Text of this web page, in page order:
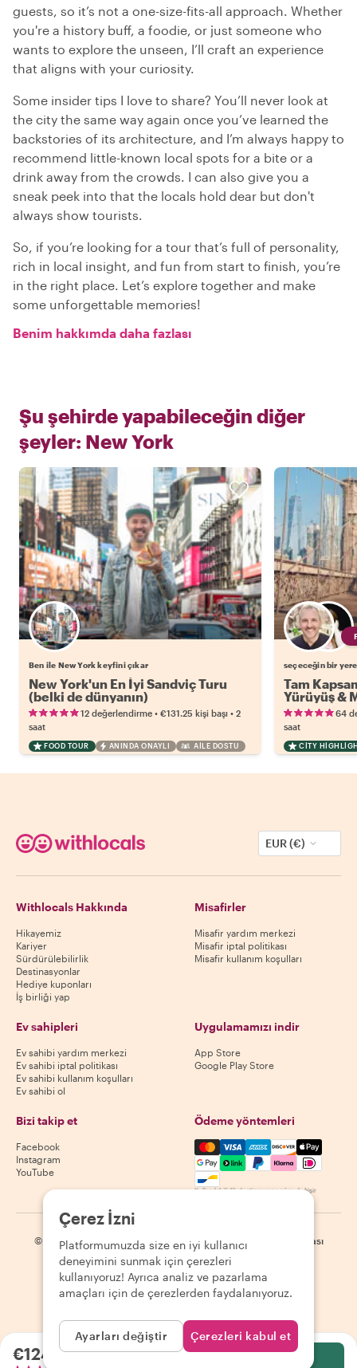
guests, so it’s not a one-size-fits-all approach. Whether
you're a history buff, a foodie, or just someone who
wants to explore the unseen, I’ll craft an experience
that aligns with your curiosity.
Some insider tips I love to share? You’ll never look at
the city the same way again once you’ve learned the
backstories of its architecture, and I’m always happy to
recommend little-known local spots for a bite or a
drink away from the crowds. I can also give you a
sneak peek into that the locals hold dear but don't
always show tourists.
So, if you’re looking for a tour that’s full of personality,
rich in local insight, and fun from start to finish, you’re
in the right place. Let’s explore together and make
some unforgettable memories!
Benim hakkımda daha fazlası
Şu şehirde yapabileceğin diğer
şeyler: New York
Ben ile New York keyfini çıkar
New York'un En İyi Sandviç Turu
(belki de dünyanın)
12 değerlendirme • €131.25 kişi başı • 2
saat
FOOD TOUR ANINDA ONAYLI AILE DOSTU
seçeceğin bir
Tam
Yürüyüş &
64
saat
CITY
€124.27kişi başı
EUR (€)
Withlocals Hakkında
Hikayemiz
Kariyer
Sürdürülebilirlik
Destinasyonlar
Hediye kuponları
İş birliği yap
Misafirler
Misafir yardım merkezi
Misafir iptal politikası
Misafir kullanım koşulları
Ev sahipleri
Ev sahibi yardım merkezi
Ev sahibi iptal politikası
Ev sahibi kullanım koşulları
Ev sahibi ol
Uygulamamızı indir
App Store
Google Play Store
Bizi takip et
Facebook
Instagram
YouTube
Ödeme yöntemleri
Mastercard, Visa, Amex,
Kullanılabilirlik destinasyona göre değişir
© 2026 Withlocals.com Gizlilik Politikası | Site haritası
Çerez İzni
Platformumuzda size en iyi kullanıcı
deneyimini sunmak için çerezleri
kullanıyoruz! Ayrıca analiz ve pazarlama
amaçları için de çerezlerden faydalanıyoruz.
Ayarları değiştir Çerezleri kabul et